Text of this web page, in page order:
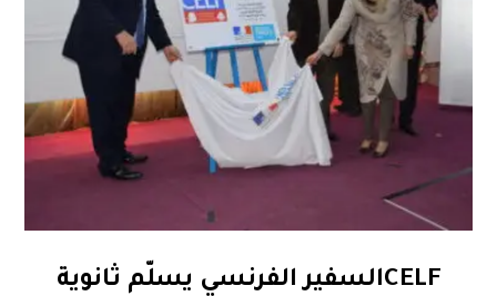
CELFالسفير الفرنسي يسلّم ثانوية